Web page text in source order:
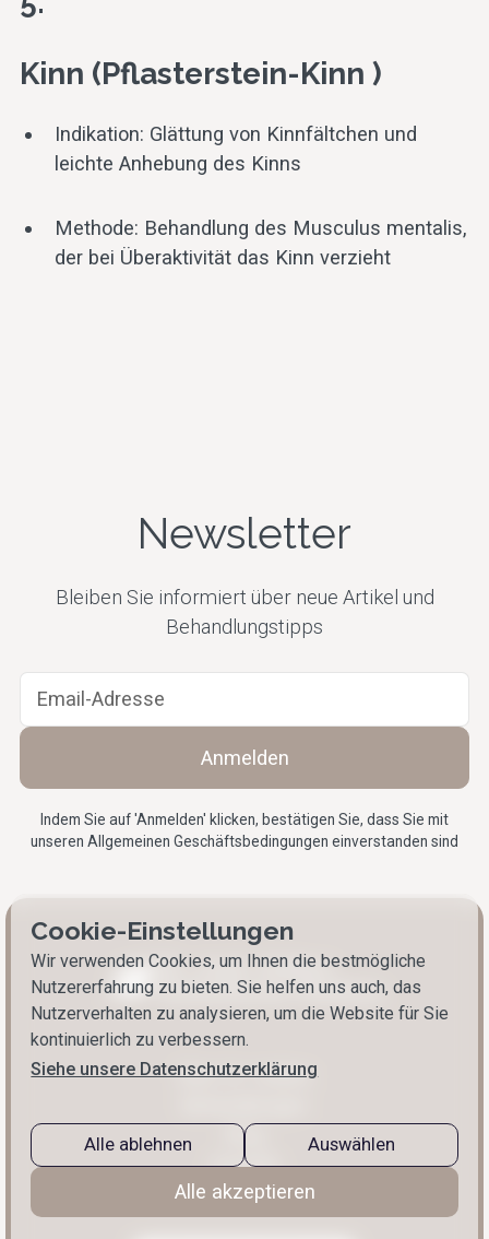
Kinn (Pflasterstein-Kinn )
Indikation: Glättung von Kinnfältchen und
leichte Anhebung des Kinns
Methode: Behandlung des Musculus mentalis,
der bei Überaktivität das Kinn verzieht
Newsletter
Bleiben Sie informiert über neue Artikel und
Behandlungstipps
Indem Sie auf 'Anmelden' klicken, bestätigen Sie, dass Sie mit
unseren Allgemeinen Geschäftsbedingungen einverstanden sind
Über Dr. Halten
Blog
Kontakt
Cookie-Einstellungen
Wir verwenden Cookies, um Ihnen die bestmögliche
Nutzererfahrung zu bieten. Sie helfen uns auch, das
Nutzerverhalten zu analysieren, um die Website für Sie
kontinuierlich zu verbessern.
Siehe unsere Datenschutzerklärung
Alle ablehnen Auswählen
Alle akzeptieren